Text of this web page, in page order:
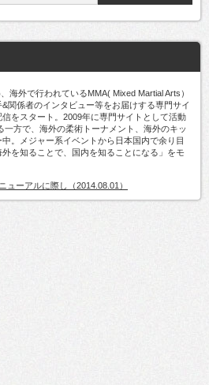
海外で行われているMMA( Mixed Martial Arts）
関係者のインタビュー等をお届けする専門サイ
信をスタート。2009年に専門サイトとして活動
一方で、海外の柔術トーナメント、海外のキッ
。メジャー系イベントから日本国内で余り目
を知ることで、国内を知ることになる」をモ
ューアルに際し（2014.08.01）